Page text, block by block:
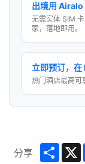
出境用 Airalo
无需实体 SIM
家，落地即用。
立即预订，
热门酒店最高可
分享 Share